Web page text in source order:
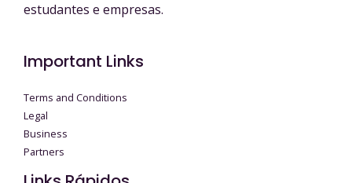
estudantes e empresas.
Important Links
Terms and Conditions
Legal
Business
Partners